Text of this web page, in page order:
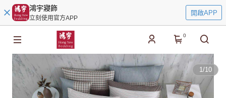
鴻宇寢飾
立刻使用官方APP
開啟APP
0
1/10